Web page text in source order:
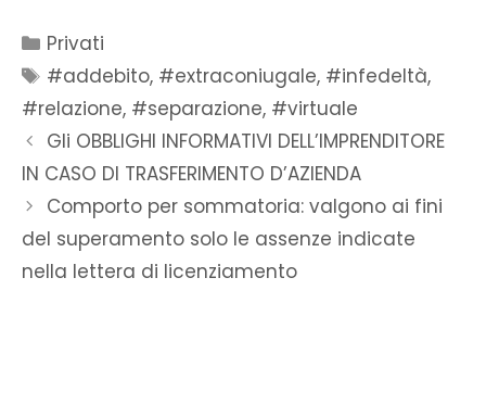
Privati
#addebito, #extraconiugale, #infedeltà,
#relazione, #separazione, #virtuale
Gli OBBLIGHI INFORMATIVI DELL’IMPRENDITORE
IN CASO DI TRASFERIMENTO D’AZIENDA
Comporto per sommatoria: valgono ai fini
del superamento solo le assenze indicate
nella lettera di licenziamento